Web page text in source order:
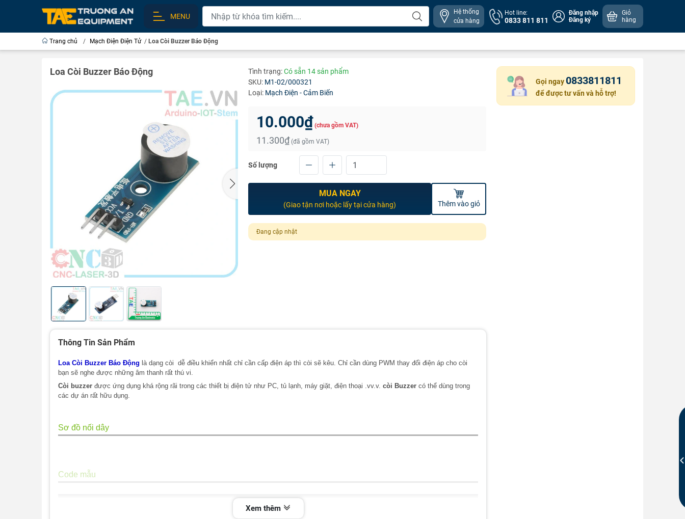
MENU
Hệ thống
cửa hàng
Hot line:
0833 811 811
Đăng nhập
Đăng ký
Giỏ
hàng
Trang chủ / Mạch Điện Điện Tử / Loa Còi Buzzer Báo Động
Loa Còi Buzzer Báo Động Tình trạng:Có sẵn 14 sản phẩm
SKU: M1-02/000321
Loại: Mạch Điện - Cảm Biến
10.000₫ (chưa gồm VAT)
11.300₫ (đã gồm VAT)
Số lượng
MUA NGAY
(Giao tận nơi hoặc lấy tại cửa hàng) Thêm vào giỏ
Đang cập nhật
Gọi ngay 0833811811
để được tư vấn và hỗ trợ!
Thông Tin Sản Phẩm
Loa Còi Buzzer Báo Động là dạng còi dễ điều khiển nhất chỉ cần cấp điện áp thì còi sẽ kêu. Chỉ cần dùng PWM thay đổi điện áp cho còi
bạn sẽ nghe được những âm thanh rất thú vi.
Còi buzzer được ứng dụng khá rộng rãi trong các thiết bị điện tử như PC, tủ lạnh, máy giặt, điện thoại .vv.v. còi Buzzer có thể dùng trong
các dự án rất hữu dụng.
Sơ đồ nối dây
Code mẫu
Xem thêm